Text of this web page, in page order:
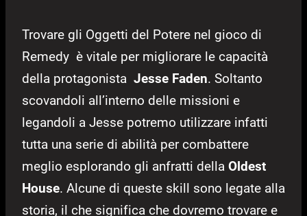
Trovare gli Oggetti del Potere nel gioco di
Remedy è vitale per migliorare le capacità
della protagonista Jesse Faden. Soltanto
scovandoli all’interno delle missioni e
legandoli a Jesse potremo utilizzare infatti
tutta una serie di abilità per combattere
meglio esplorando gli anfratti della Oldest
House. Alcune di queste skill sono legate alla
storia, il che significa che dovremo trovare e